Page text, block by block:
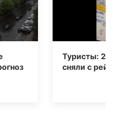
Туристы: 20
сняли с